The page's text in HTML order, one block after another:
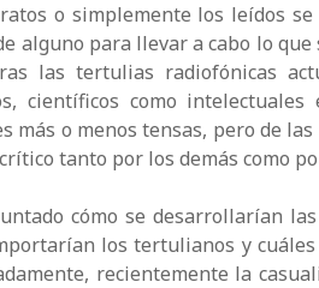
o simplemente los leídos
alguno para llevar a cabo lo que
las tertulias radiofónicas
científicos como
más o menos tensas, pero de
tanto por los demás como
cómo se desarrollarían
los tertulianos y
recientemente la